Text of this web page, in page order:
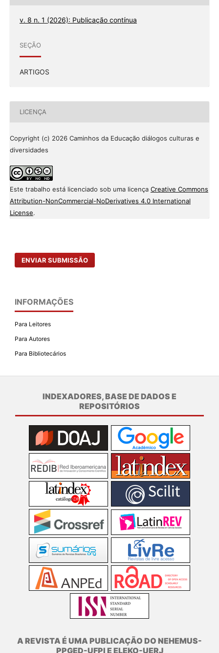
v. 8 n. 1 (2026): Publicação contínua
SEÇÃO
ARTIGOS
LICENÇA
Copyright (c) 2026 Caminhos da Educação diálogos culturas e
diversidades
Este trabalho está licenciado sob uma licença Creative Commons
Attribution-NonCommercial-NoDerivatives 4.0 International
License.
ENVIAR SUBMISSÃO
INFORMAÇÕES
Para Leitores
Para Autores
Para Bibliotecários
INDEXADORES, BASE DE DADOS E
REPOSITÓRIOS
A REVISTA É UMA PUBLICAÇÃO DO NEHEMUS-
PPGED-UFPI E ELEKO-UERJ